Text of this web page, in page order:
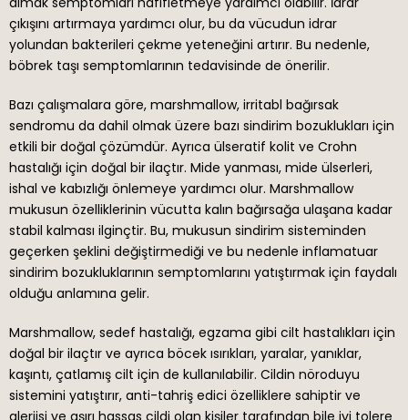
çıkışını artırmaya yardımcı olur, bu da vücudun idrar
yolundan bakterileri çekme yeteneğini artırır. Bu nedenle,
böbrek taşı semptomlarının tedavisinde de önerilir.
Bazı çalışmalara göre, marshmallow, irritabl bağırsak
sendromu da dahil olmak üzere bazı sindirim bozuklukları için
etkili bir doğal çözümdür. Ayrıca ülseratif kolit ve Crohn
hastalığı için doğal bir ilaçtır. Mide yanması, mide ülserleri,
ishal ve kabızlığı önlemeye yardımcı olur. Marshmallow
mukusun özelliklerinin vücutta kalın bağırsağa ulaşana kadar
stabil kalması ilginçtir. Bu, mukusun sindirim sisteminden
geçerken şeklini değiştirmediği ve bu nedenle inflamatuar
sindirim bozukluklarının semptomlarını yatıştırmak için faydalı
olduğu anlamına gelir.
Marshmallow, sedef hastalığı, egzama gibi cilt hastalıkları için
doğal bir ilaçtır ve ayrıca böcek ısırıkları, yaralar, yanıklar,
kaşıntı, çatlamış cilt için de kullanılabilir. Cildin nöroduyu
sistemini yatıştırır, anti-tahriş edici özelliklere sahiptir ve